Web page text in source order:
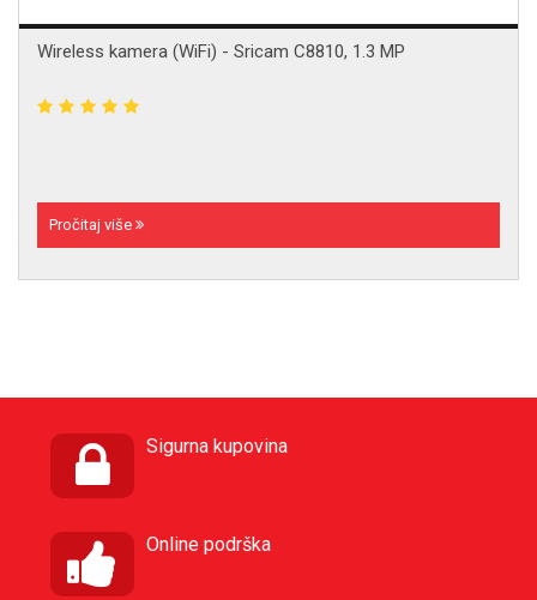
Wireless kamera (WiFi) - Sricam C8810, 1.3 MP
Pročitaj više
Sigurna kupovina
Online podrška